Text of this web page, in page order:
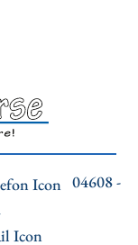
04608 -